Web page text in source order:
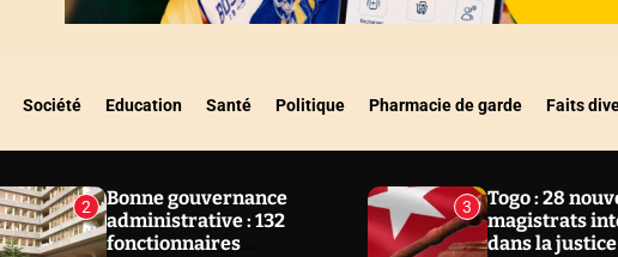
Société Education Santé Politique Pharmacie de garde Faits
2
Bonne gouvernance
administrative : 132
fonctionnaires
3
Togo : 28
magistrats
dans la justice